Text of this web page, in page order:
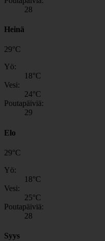
28
Heinä
29°C
Yö:
18°C
Vesi:
24°C
Poutapäiviä:
29
Elo
29°C
Yö:
18°C
Vesi:
25°C
Poutapäiviä:
28
Syys